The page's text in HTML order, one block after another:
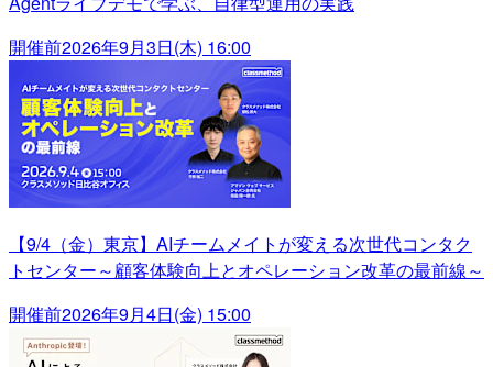
開催前2026年9月3日(木) 16:00
【9/4（金）東京】AIチームメイトが変える次世代コンタク
トセンター～顧客体験向上とオペレーション改革の最前線～
開催前2026年9月4日(金) 15:00